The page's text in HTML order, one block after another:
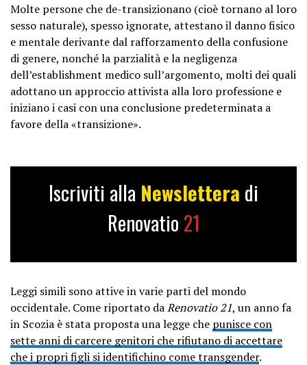
Molte persone che de-transizionano (cioè tornano al loro
sesso naturale), spesso ignorate, attestano il danno fisico
e mentale derivante dal rafforzamento della confusione
di genere, nonché la parzialità e la negligenza
dell’establishment medico sull’argomento, molti dei quali
adottano un approccio attivista alla loro professione e
iniziano i casi con una conclusione predeterminata a
favore della «transizione».
Iscriviti alla Newslettera di
Renovatio 21
Leggi simili sono attive in varie parti del mondo
occidentale. Come riportato daRenovatio 21, un anno fa
in Scozia è stata proposta una legge che punisce con
sette anni di carcere genitori che rifiutano di accettare
che i propri figli si identifichino come transgender.